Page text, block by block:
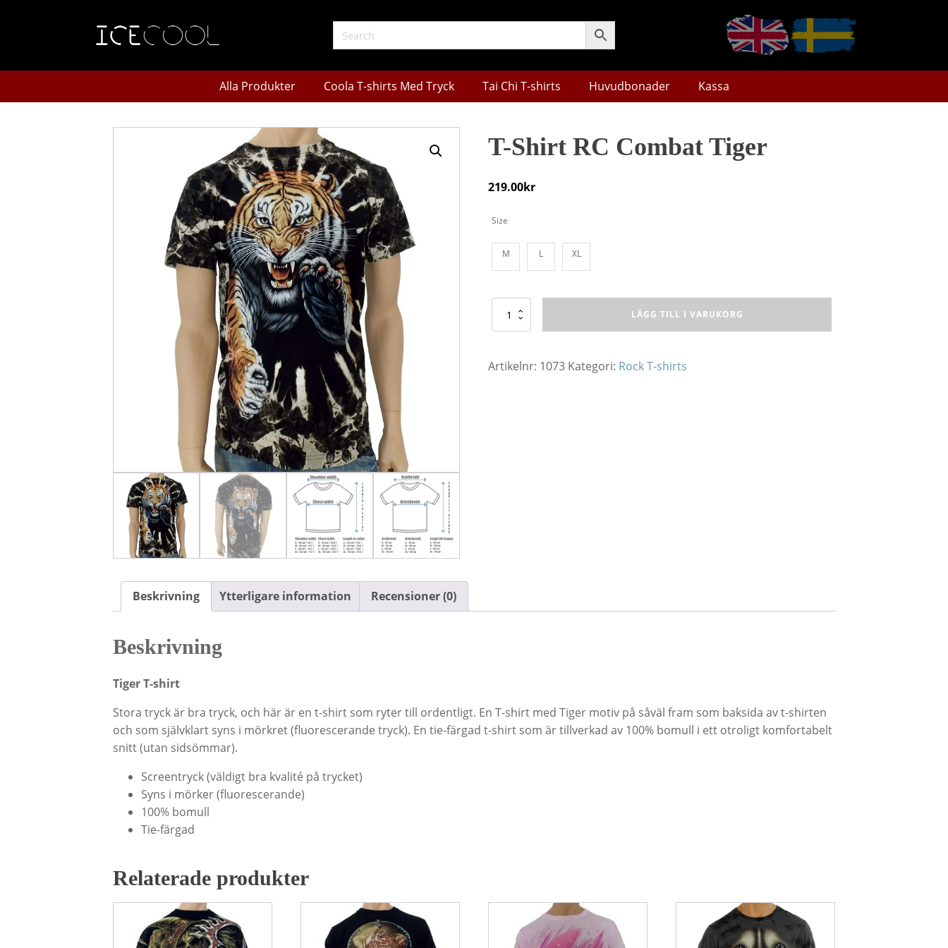
Alla Produkter Coola T-shirts Med Tryck Tai Chi T-shirts Huvudbonader Kassa
T-Shirt RC Combat Tiger
219.00kr
Size
M L XL
Tiger
LÄGG TILL I VARUKORG
Artikelnr: 1073 Kategori: Rock T-shirts
Beskrivning Ytterligare information Recensioner (0)
Beskrivning
Tiger T-shirt
Stora tryck är bra tryck, och här är en t-shirt som ryter till ordentligt. En T-shirt med Tiger motiv på såväl fram som baksida av t-shirten
och som självklart syns i mörkret (fluorescerande tryck). En tie-färgad t-shirt som är tillverkad av 100% bomull i ett otroligt komfortabelt
snitt (utan sidsömmar).
Screentryck (väldigt bra kvalité på trycket)
Syns i mörker (fluorescerande)
100% bomull
Tie-färgad
Relaterade produkter